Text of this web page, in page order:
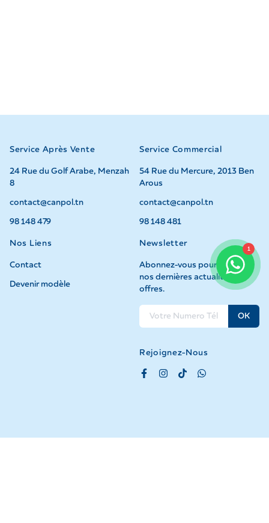
1
Service Après Vente
24 Rue du Golf Arabe, Menzah
8
contact@canpol.tn
98 148 479
Service Commercial
54 Rue du Mercure, 2013 Ben
Arous
contact@canpol.tn
98 148 481
Nos Liens
Contact
Devenir modèle
Newsletter
Abonnez-vous pour recevoir
nos dernières actualités et
offres.
OK
Rejoignez-Nous